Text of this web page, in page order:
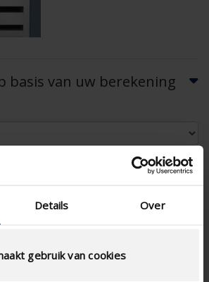
Details Over
gebruik van cookies
basis van uw berekening